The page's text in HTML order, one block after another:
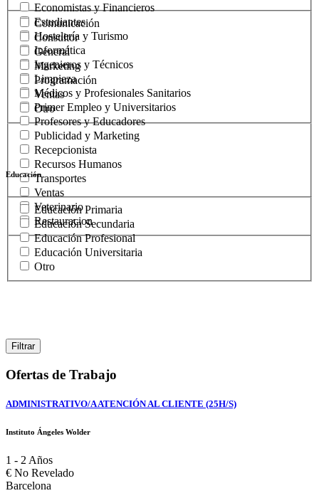
Economistas y Financieros
Estudiantes
Hostelería y Turismo
Informática
Ingenieros y Técnicos
Limpieza
Médicos y Profesionales Sanitarios
Primer Empleo y Universitarios
Profesores y Educadores
Publicidad y Marketing
Recepcionista
Recursos Humanos
Transportes
Ventas
Veterinario
Restauracion
Comunicación
Consultor
General
Marketing
Programación
Ventas
Otro
Educación
Educación Primaria
Educación Secundaria
Educación Profesional
Educación Universitaria
Otro
Ofertas de Trabajo
ADMINISTRATIVO/A ATENCIÓN AL CLIENTE (25H/S)
Instituto Ángeles Wolder
1 - 2 Años
€ No Revelado
Barcelona